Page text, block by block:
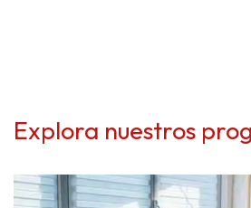
Explora nuestros